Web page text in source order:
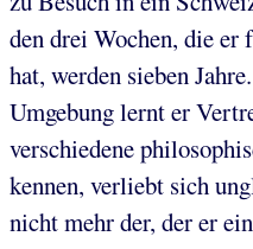
den drei Wochen, die er
hat, werden sieben
Umgebung lernt er
verschiedene
kennen, verliebt sich
nicht mehr der, der er